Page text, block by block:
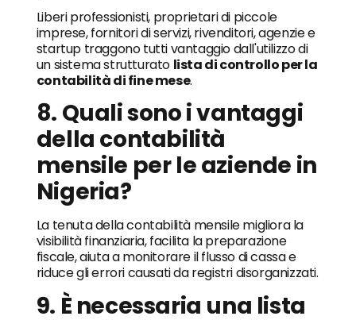
Liberi professionisti, proprietari di piccole
imprese, fornitori di servizi, rivenditori, agenzie e
startup traggono tutti vantaggio dall'utilizzo di
un sistema strutturato lista di controllo per la
contabilità di fine mese.
8. Quali sono i vantaggi
della contabilità
mensile per le aziende in
Nigeria?
La tenuta della contabilità mensile migliora la
visibilità finanziaria, facilita la preparazione
fiscale, aiuta a monitorare il flusso di cassa e
riduce gli errori causati da registri disorganizzati.
9. È necessaria una lista